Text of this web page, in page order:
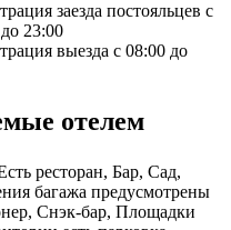
заезда постояльцев с
23:00
выезда с 08:00 до
отелем
ресторан, Бар, Сад,
багажа предусмотрены
Снэк-бар, Площадки